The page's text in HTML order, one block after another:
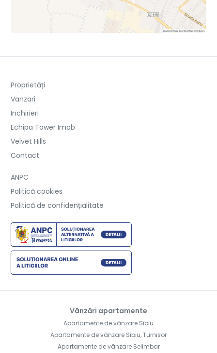
Proprietăți
Vanzari
Inchirieri
Echipa Tower Imob
Velvet Hills
Contact
ANPC
Politică cookies
Politică de confidențialitate
Vânzări apartamente
Apartamente de vânzare Sibiu
Apartamente de vânzare Sibiu, Turnisor
Apartamente de vânzare Selimbar